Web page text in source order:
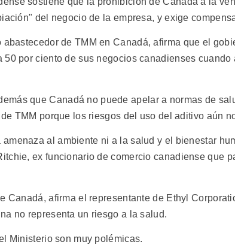
del negocio de la empresa, y exige
abastecedor de TMM en Canadá, afirma que el
50 por ciento de sus negocios canadienses
que Canadá no puede apelar a normas de
TMM porque los riesgos del uso del aditivo aún
amenaza al ambiente ni a la salud y el bienestar
ex funcionario de comercio canadiense que
Canadá, afirma el representante de Ethyl
no representa un riesgo a la salud.
Ministerio son muy polémicas.